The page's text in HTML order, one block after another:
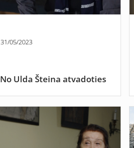
31/05/2023
No Ulda Šteina atvadoties